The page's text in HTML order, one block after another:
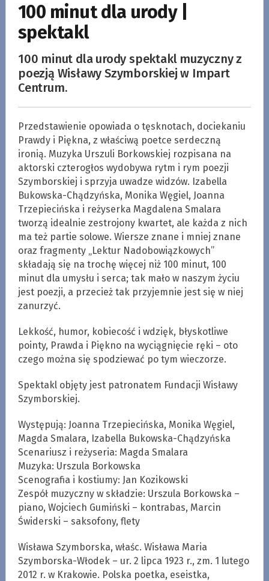
100 minut dla urody |
spektakl
100 minut dla urody spektakl muzyczny z
poezją Wisławy Szymborskiej w Impart
Centrum.
Przedstawienie opowiada o tęsknotach, dociekaniu
Prawdy i Piękna, z właściwą poetce serdeczną
ironią. Muzyka Urszuli Borkowskiej rozpisana na
aktorski czterogłos wydobywa rytm i rym poezji
Szymborskiej i sprzyja uwadze widzów. Izabella
Bukowska-Chądzyńska, Monika Węgiel, Joanna
Trzepiecińska i reżyserka Magdalena Smalara
tworzą idealnie zestrojony kwartet, ale każda z nich
ma też partie solowe. Wiersze znane i mniej znane
oraz fragmenty „Lektur Nadobowiązkowych”
składają się na trochę więcej niż 100 minut, 100
minut dla umysłu i serca; tak mało w naszym życiu
jest poezji, a przecież tak przyjemnie jest się w niej
zanurzyć.
Lekkość, humor, kobiecość i wdzięk, błyskotliwe
pointy, Prawda i Piękno na wyciągnięcie ręki – oto
czego można się spodziewać po tym wieczorze.
Spektakl objęty jest patronatem Fundacji Wisławy
Szymborskiej.
Występują: Joanna Trzepiecińska, Monika Węgiel,
Magda Smalara, Izabella Bukowska-Chądzyńska
Scenariusz i reżyseria: Magda Smalara
Muzyka: Urszula Borkowska
Scenografia i kostiumy: Jan Kozikowski
Zespół muzyczny w składzie: Urszula Borkowska –
piano, Wojciech Gumiński – kontrabas, Marcin
Świderski – saksofony, flety
Wisława Szymborska, właśc. Wisława Maria
Szymborska-Włodek – ur. 2 lipca 1923 r., zm. 1 lutego
2012 r. w Krakowie. Polska poetka, eseistka,